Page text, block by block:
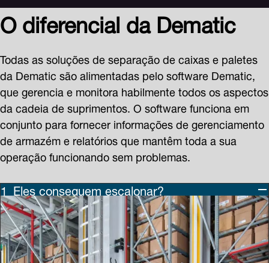
O diferencial da Dematic
Todas as soluções de separação de caixas e paletes
da Dematic são alimentadas pelo software Dematic,
que gerencia e monitora habilmente todos os aspectos
da cadeia de suprimentos. O software funciona em
conjunto para fornecer informações de gerenciamento
de armazém e relatórios que mantêm toda a sua
operação funcionando sem problemas.
Eles conseguem escalonar?